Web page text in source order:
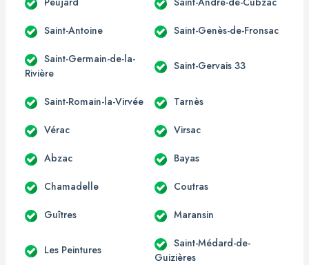
Saint-Antoine Saint-Genès-de-Fronsac
Saint-Germain-de-la-
Rivière
Saint-Gervais 33
Saint-Romain-la-Virvée Tarnès
Vérac Virsac
Abzac Bayas
Chamadelle Coutras
Guîtres Maransin
Les Peintures
Saint-Médard-de-
Guizières